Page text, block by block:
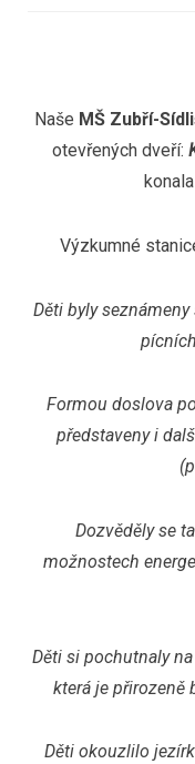
Naše MŠ Zubří-
otevřených dveří:
Výzkumné
Děti byly
Formou doslova
představeny i
Dozvěděly se
možnostech
Děti si pochutnaly
která je přirozeně
Děti okouzlilo